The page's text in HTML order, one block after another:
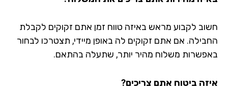
לקבוע מראש באיזה טווח זמן אתם זקוקים לקבלת
אם אתם זקוקים לה באופן מיידי, תצטרכו לבחור
משלוח מהיר יותר, שתעלה בהתאם.
ביטוח אתם צריכים?